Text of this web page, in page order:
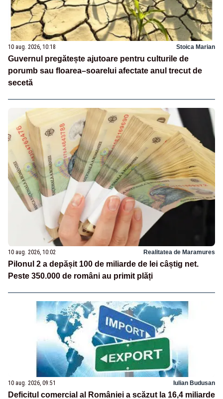
10 aug. 2026, 10:18 Stoica Marian
Guvernul pregătește ajutoare pentru culturile de
porumb sau floarea–soarelui afectate anul trecut de
secetă
10 aug. 2026, 10:02 Realitatea de Maramures
Pilonul 2 a depășit 100 de miliarde de lei câștig net.
Peste 350.000 de români au primit plăți
10 aug. 2026, 09:51 Iulian Budusan
Deficitul comercial al României a scăzut la 16,4 miliarde